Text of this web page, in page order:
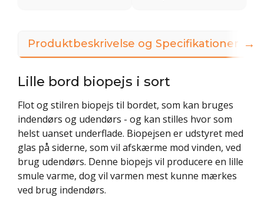
Produktbeskrivelse og Specifikationer
Lille bord biopejs i sort
Flot og stilren biopejs til bordet, som kan bruges
indendørs og udendørs - og kan stilles hvor som
helst uanset underflade. Biopejsen er udstyret med
glas på siderne, som vil afskærme mod vinden, ved
brug udendørs. Denne biopejs vil producere en lille
smule varme, dog vil varmen mest kunne mærkes
ved brug indendørs.
→